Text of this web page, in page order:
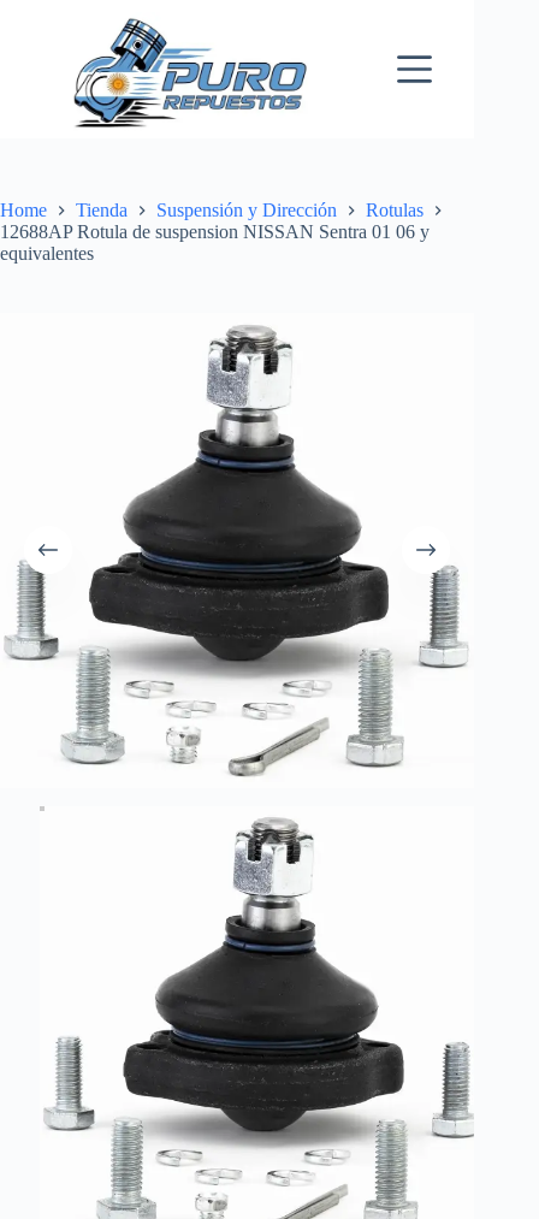
Home Tienda Suspensión y Dirección
Rotulas
12688AP Rotula de suspension NISSAN Sentra 01 06 y
equivalentes